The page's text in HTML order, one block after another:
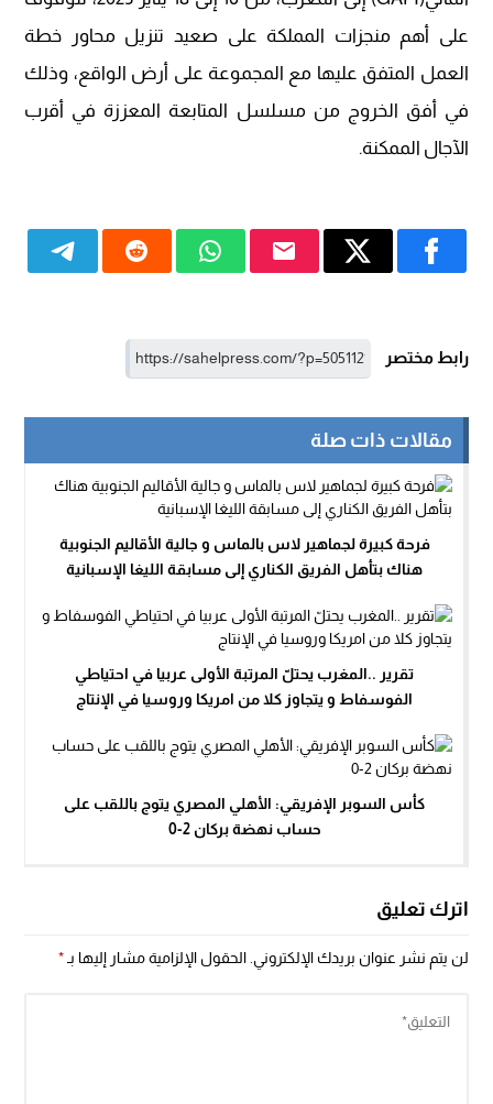
على أهم منجزات المملكة على صعيد تنزيل محاور خطة
العمل المتفق عليها مع المجموعة على أرض الواقع، وذلك
في أفق الخروج من مسلسل المتابعة المعززة في أقرب
الآجال الممكنة.
رابط مختصر
مقالات ذات صلة
فرحة كبيرة لجماهير لاس بالماس و جالية الأقاليم الجنوبية
هناك بتأهل الفريق الكناري إلى مسابقة الليغا الإسبانية
تقرير ..المغرب يحتلّ المرتبة الأولى عربيا في احتياطي
الفوسفاط و يتجاوز كلا من امريكا وروسيا في الإنتاج
كأس السوبر الإفريقي: الأهلي المصري يتوج باللقب على
حساب نهضة بركان 2-0
اترك تعليق
لن يتم نشر عنوان بريدك الإلكتروني. الحقول الإلزامية مشار إليها بـ*